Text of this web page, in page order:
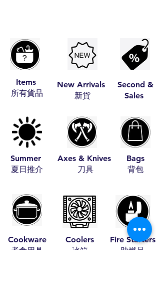
Items
​所有貨品
Summer
​夏日推介
New Arrivals
​新貨
Second &
Sales
Axes & Knives
​刀具
Bags
​背包
Cookware
​煮食用具
Coolers
​冰箱
Fire Starters
​助燃品